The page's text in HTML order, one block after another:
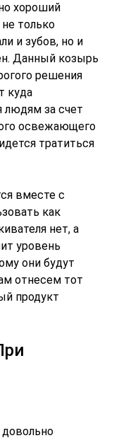
хороший
только
и зубов, но и
Данный козырь
решения
куда
людям за счет
освежающего
тратиться
вместе с
как
нет, а
уровень
они будут
отнесем тот
продукт
довольно